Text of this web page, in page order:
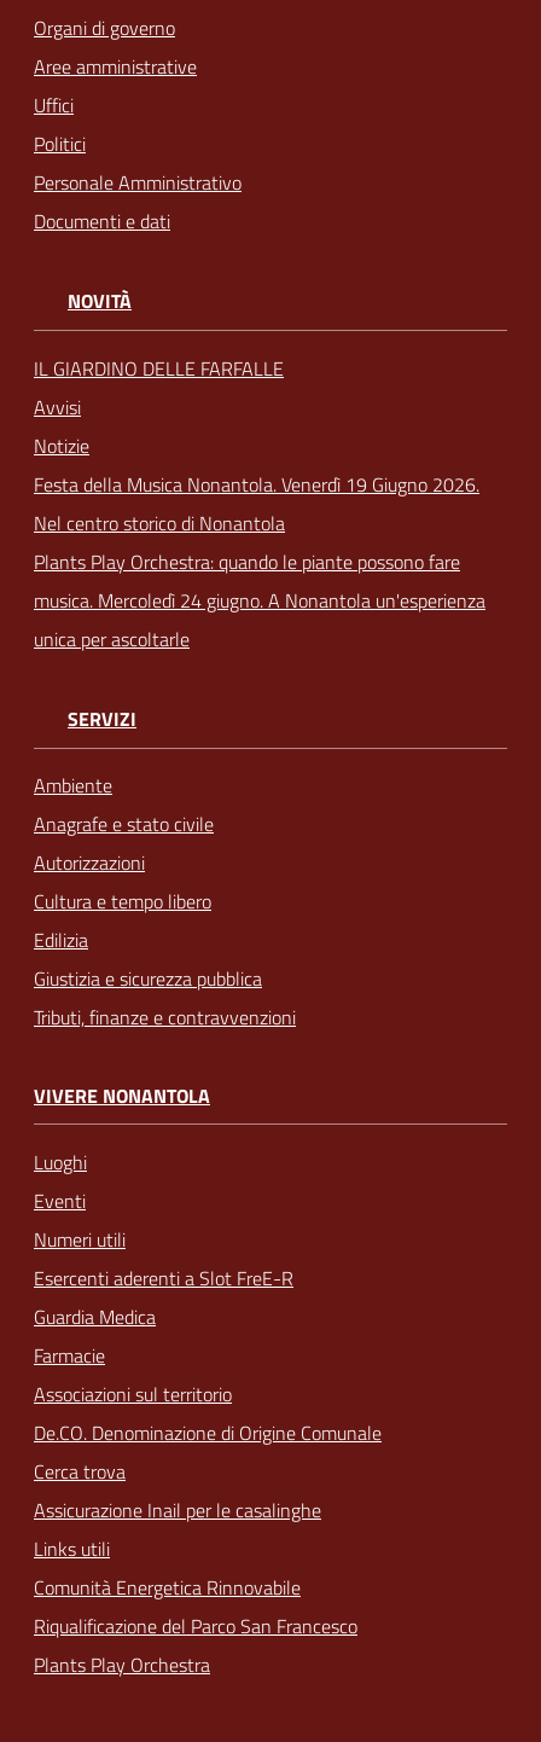
Organi di governo
Aree amministrative
Uffici
Politici
Personale Amministrativo
Documenti e dati
NOVITÀ
IL GIARDINO DELLE FARFALLE
Avvisi
Notizie
Festa della Musica Nonantola. Venerdì 19 Giugno 2026.
Nel centro storico di Nonantola
Plants Play Orchestra: quando le piante possono fare
musica. Mercoledì 24 giugno. A Nonantola un'esperienza
unica per ascoltarle
SERVIZI
Ambiente
Anagrafe e stato civile
Autorizzazioni
Cultura e tempo libero
Edilizia
Giustizia e sicurezza pubblica
Tributi, finanze e contravvenzioni
VIVERE NONANTOLA
Luoghi
Eventi
Numeri utili
Esercenti aderenti a Slot FreE-R
Guardia Medica
Farmacie
Associazioni sul territorio
De.CO. Denominazione di Origine Comunale
Cerca trova
Assicurazione Inail per le casalinghe
Links utili
Comunità Energetica Rinnovabile
Riqualificazione del Parco San Francesco
Plants Play Orchestra